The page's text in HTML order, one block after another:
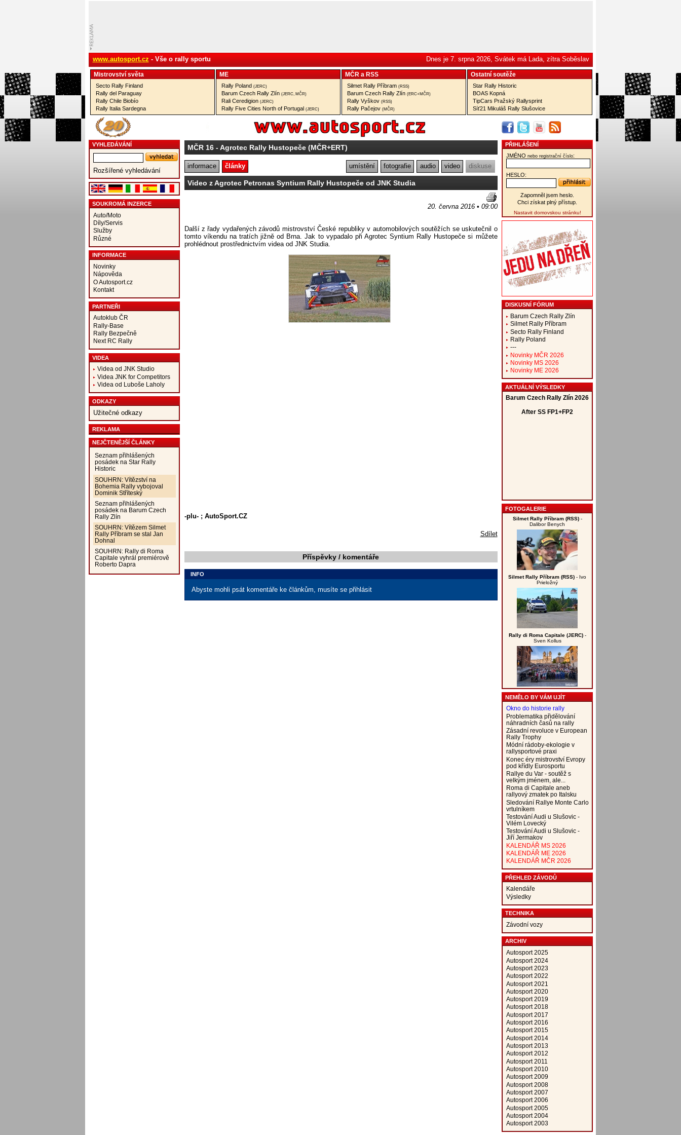
www.autosport.cz - Vše o rally sportu Dnes je 7. srpna 2026, Svátek má Lada, zítra Soběslav
Mistrovství­ světa
Secto Rally Finland
Rally del Paraguay
Rally Chile Biobío
Rally Italia Sardegna
ME
Rally Poland (JERC)
Barum Czech Rally Zlín (JERC, MČR)
Rali Ceredigion (JERC)
Rally Five Cities North of Portugal (JERC)
MČR a RSS
Silmet Rally Příbram (RSS)
Barum Czech Rally Zlín (ERC+MČR)
Rally Vyškov (RSS)
Rally Pačejov (MČR)
Ostatní­ soutěže
Star Rally Historic
BOAS Kopná
TipCars Pražský Rallysprint
Síť21 Mikuláš Rally Slušovice
VYHLEDÁVÁNÍ
Rozšířené vyhledávání
SOUKROMÁ INZERCE
Auto/Moto
Díly/Servis
Služby
Různé
INFORMACE
Novinky
Nápověda
O Autosport.cz
Kontakt
PARTNEŘI
Autoklub ČR
Rally-Base
Rally Bezpečně
Next RC Rally
VIDEA
Videa od JNK Studio
Videa JNK for Competitors
Videa od Luboše Laholy
ODKAZY
Užitečné odkazy
REKLAMA
NEJČTENĚJŠÍ ČLÁNKY
Seznam přihlášených
posádek na Star Rally
Historic
SOUHRN: Vítězství na
Bohemia Rally vybojoval
Dominik Stříteský
Seznam přihlášených
posádek na Barum Czech
Rally Zlín
SOUHRN: Vítězem Silmet
Rally Příbram se stal Jan
Dohnal
SOUHRN: Rally di Roma
Capitale vyhrál premiérově
Roberto Dapra
MČR 16- Agrotec Rally Hustopeče (MČR+ERT)
informace články umístění fotografie audio video diskuse
Video z Agrotec Petronas Syntium Rally Hustopeče od JNK Studia
20. června 2016 • 09:00
Další z řady vydařených závodů mistrovství České republiky v automobilových soutěžích se uskutečnil o
tomto víkendu na tratích jižně od Brna. Jak to vypadalo při Agrotec Syntium Rally Hustopeče si můžete
prohlédnout prostřednictvím videa od JNK Studia.
-plu- ; AutoSport.CZ
Sdílet
Příspěvky / komentáře
INFO
Abyste mohli psát komentáře ke článkům, musíte se přihlásit
PŘIHLÁŠENÍ
JMÉNO nebo registrační číslo:
HESLO:
Zapomněl jsem heslo.
Chci získat plný přístup.
Nastavit domovskou stránku!
DISKUSNÍ FÓRUM
Barum Czech Rally Zlín
Silmet Rally Příbram
Secto Rally Finland
Rally Poland
---
Novinky MČR 2026
Novinky MS 2026
Novinky ME 2026
AKTUÁLNÍ VÝSLEDKY
FOTOGALERIE
Silmet Rally Příbram (RSS)-
Dalibor Benych
Silmet Rally Příbram (RSS) - Ivo
Prieložný
Rally di Roma Capitale (JERC)-
Sven Kollus
NEMĚLO BY VÁM UJÍT
Okno do historie rally
Problematika přidělování
náhradních časů na rally
Zásadní revoluce v European
Rally Trophy
Módní rádoby-ekologie v
rallysportové praxi
Konec éry mistrovství Evropy
pod křídly Eurosportu
Rallye du Var - soutěž s
velkým jménem, ale...
Roma di Capitale aneb
rallyový zmatek po Italsku
Sledování Rallye Monte Carlo
vrtulníkem
Testování Audi u Slušovic -
Vilém Lovecký
Testování Audi u Slušovic -
Jiří Jermakov
KALENDÁŘ MS 2026
KALENDÁŘ ME 2026
KALENDÁŘ MČR 2026
PŘEHLED ZÁVODŮ
Kalendáře
Výsledky
TECHNIKA
Závodní vozy
ARCHIV
Autosport 2025
Autosport 2024
Autosport 2023
Autosport 2022
Autosport 2021
Autosport 2020
Autosport 2019
Autosport 2018
Autosport 2017
Autosport 2016
Autosport 2015
Autosport 2014
Autosport 2013
Autosport 2012
Autosport 2011
Autosport 2010
Autosport 2009
Autosport 2008
Autosport 2007
Autosport 2006
Autosport 2005
Autosport 2004
Autosport 2003